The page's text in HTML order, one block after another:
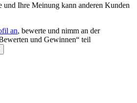
und Ihre Meinung kann anderen Kunden
an, bewerte und nimm an der
und Gewinnen“ teil